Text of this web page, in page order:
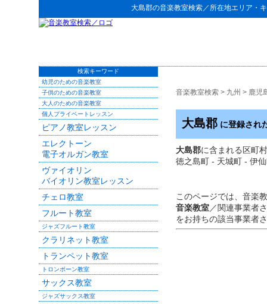
大島郡の音楽教室検索／所在地エリア・
音楽教室検索 > 九州 > 鹿児
大島郡 に登録され
大島郡に含まれる区町
徳之島町 - 天城町 - 伊
このページでは、音楽
音楽教室／関連事業者
をお持ちの該当事業者
検索キーワード
幼児のための音楽教室
子供のための音楽教室
大人のための音楽教室
個人プライベートレッスン
ピアノ教室レッスン
エレクトーン
電子オルガン教室
ヴァイオリン
バイオリン教室レッスン
チェロ教室
フルート教室
ジャズフルート教室
クラリネット教室
トランペット教室
トロンボーン教室
サックス教室
ジャズサックス教室